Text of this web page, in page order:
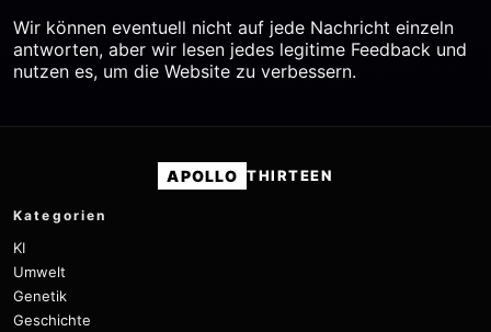
Wir können eventuell nicht auf jede Nachricht einzeln
antworten, aber wir lesen jedes legitime Feedback und
nutzen es, um die Website zu verbessern.
APOLLO THIRTEEN
Kategorien
KI
Umwelt
Genetik
Geschichte